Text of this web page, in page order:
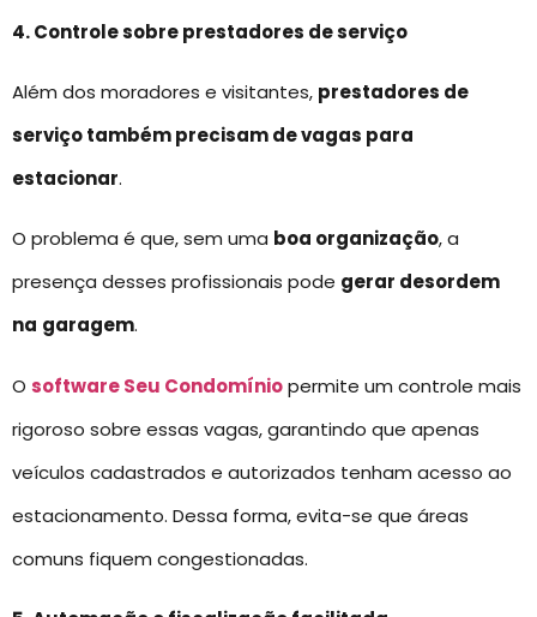
4. Controle sobre prestadores de serviço
Além dos moradores e visitantes, prestadores de
serviço também precisam de vagas para
estacionar.
O problema é que, sem uma boa organização, a
presença desses profissionais pode gerar desordem
na garagem.
O software Seu Condomíniopermite um controle mais
rigoroso sobre essas vagas, garantindo que apenas
veículos cadastrados e autorizados tenham acesso ao
estacionamento. Dessa forma, evita-se que áreas
comuns fiquem congestionadas.